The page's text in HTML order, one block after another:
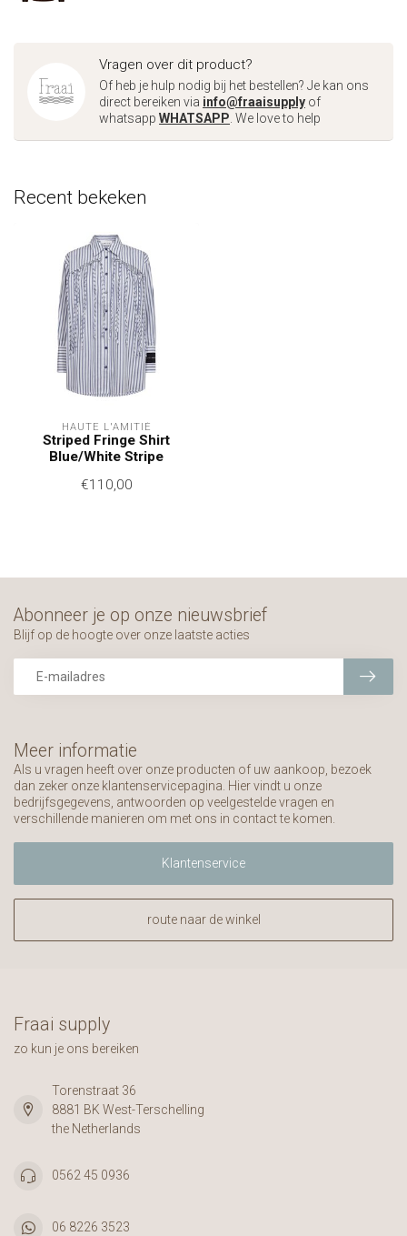
Vragen over dit product?
Of heb je hulp nodig bij het bestellen? Je kan ons
direct bereiken via info@fraaisupply of
whatsapp WHATSAPP . We love to help
Recent bekeken
HAUTE L'AMITIÉ
Striped Fringe Shirt
Blue/White Stripe
€110,00
Meer informatie
Als u vragen heeft over onze producten of uw aankoop, bezoek
dan zeker onze klantenservicepagina. Hier vindt u onze
bedrijfsgegevens, antwoorden op veelgestelde vragen en
verschillende manieren om met ons in contact te komen.
Klantenservice
route naar de winkel
Abonneer je op onze nieuwsbrief
Blijf op de hoogte over onze laatste acties
Fraai supply
zo kun je ons bereiken
Torenstraat 36
8881 BK West-Terschelling
the Netherlands
0562 45 0936
06 8226 3523